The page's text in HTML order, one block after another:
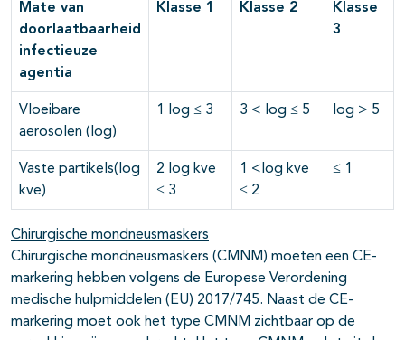
Mate van
doorlaatbaarheid
infectieuze
agentia
Klasse 1 Klasse 2
Klasse
3
Vloeibare
aerosolen (log)
1 log ≤ 3 3 < log ≤ 5 log > 5
Vaste partikels(log
kve)
2 log kve
≤ 3
1 <log kve
≤ 2
≤ 1
Chirurgische mondneusmaskers
Chirurgische mondneusmaskers (CMNM) moeten een CE-
markering hebben volgens de Europese Verordening
medische hulpmiddelen (EU) 2017/745. Naast de CE-
markering moet ook het type CMNM zichtbaar op de